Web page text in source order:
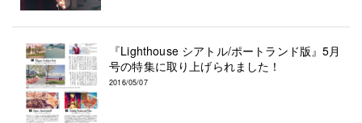
『Lighthouse シアトル/ポートランド版』5月
号の特集に取り上げられました！
2016/05/07